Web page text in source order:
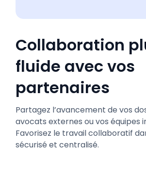
Collaboration
fluide avec vos
partenaires
Partagez l’avancement de vos
avocats externes ou vos équipes
Favorisez le travail collaboratif
sécurisé et centralisé.